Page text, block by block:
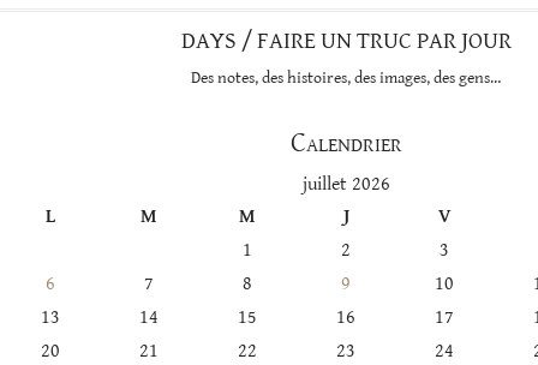
DAYS / FAIRE UN TRUC PAR JOUR
Des notes, des histoires, des images, des gens…
Calendrier
juillet 2026
L
M M J
V
1
2
3
6
7 8 9 10
13
14 15 16 17
20
21 22 23 24